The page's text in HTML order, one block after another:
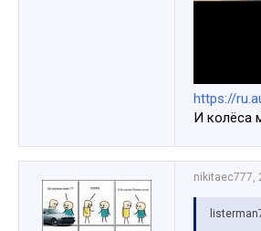
https://
И колёса
nikitaec777,